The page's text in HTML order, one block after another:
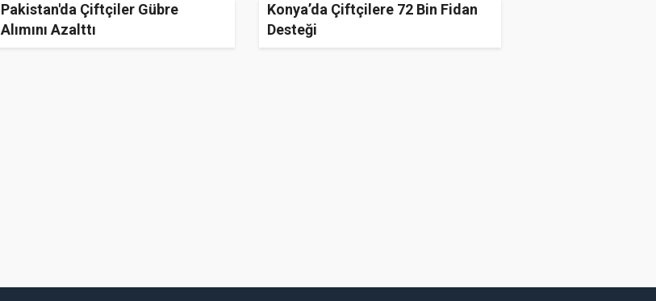
Pakistan'da Çiftçiler Gübre
Alımını Azalttı
Konya’da Çiftçilere 72 Bin Fidan
Desteği